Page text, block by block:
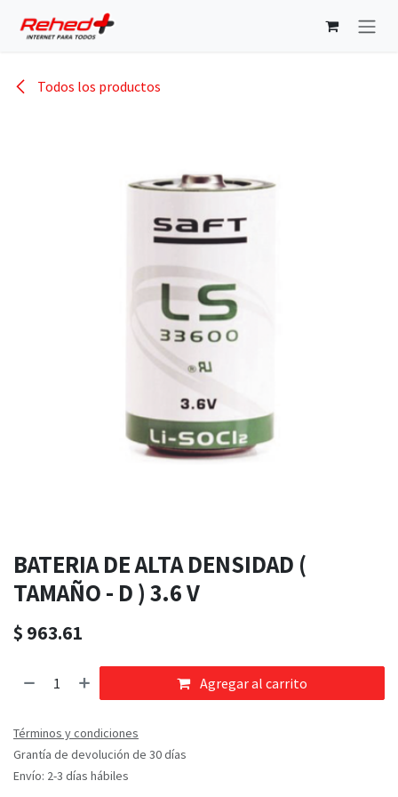
Todos los productos
BATERIA DE ALTA DENSIDAD (
TAMAÑO - D ) 3.6 V
$ 963.61
Agregar al carrito
Términos y condiciones
Grantía de devolución de 30 días
Envío: 2-3 días hábiles